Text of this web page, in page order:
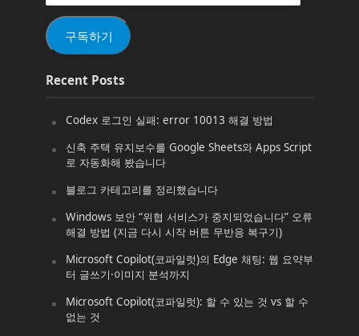
일
(Email)
구독하기
Recent Posts
Codex 로그인 실패: error 10013 해결 방법
신축 주택 유지보수를 Google Sheets와 Apps Script
로 자동화해 봤습니다
블로그 카테고리를 정리했습니다
Windows 보안 “위협 서비스가 중지되었습니다” 오류
해결 방법 (지금 다시 시작 버튼 무반응 복구기)
Microsoft Copilot(코파일럿)의 Edge 채팅: 웹 요약부
터 글쓰기·이미지 분석까지
Microsoft Copilot(코파일럿): 할 수 있는 것 vs 할 수
없는 것